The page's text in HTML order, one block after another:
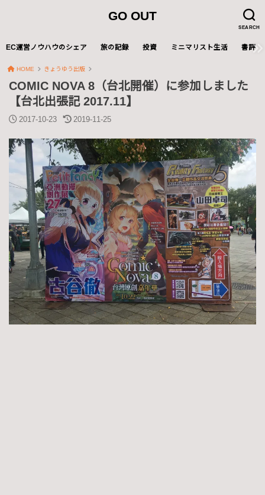
SEARCH
GO OUT
EC運営ノウハウのシェア 旅の記録 投資 ミニマリスト生活 書評
HOME きょうゆう出版
COMIC NOVA 8（台北開催）に参加しました
【台北出張記 2017.11】
2017-10-23 2019-11-25